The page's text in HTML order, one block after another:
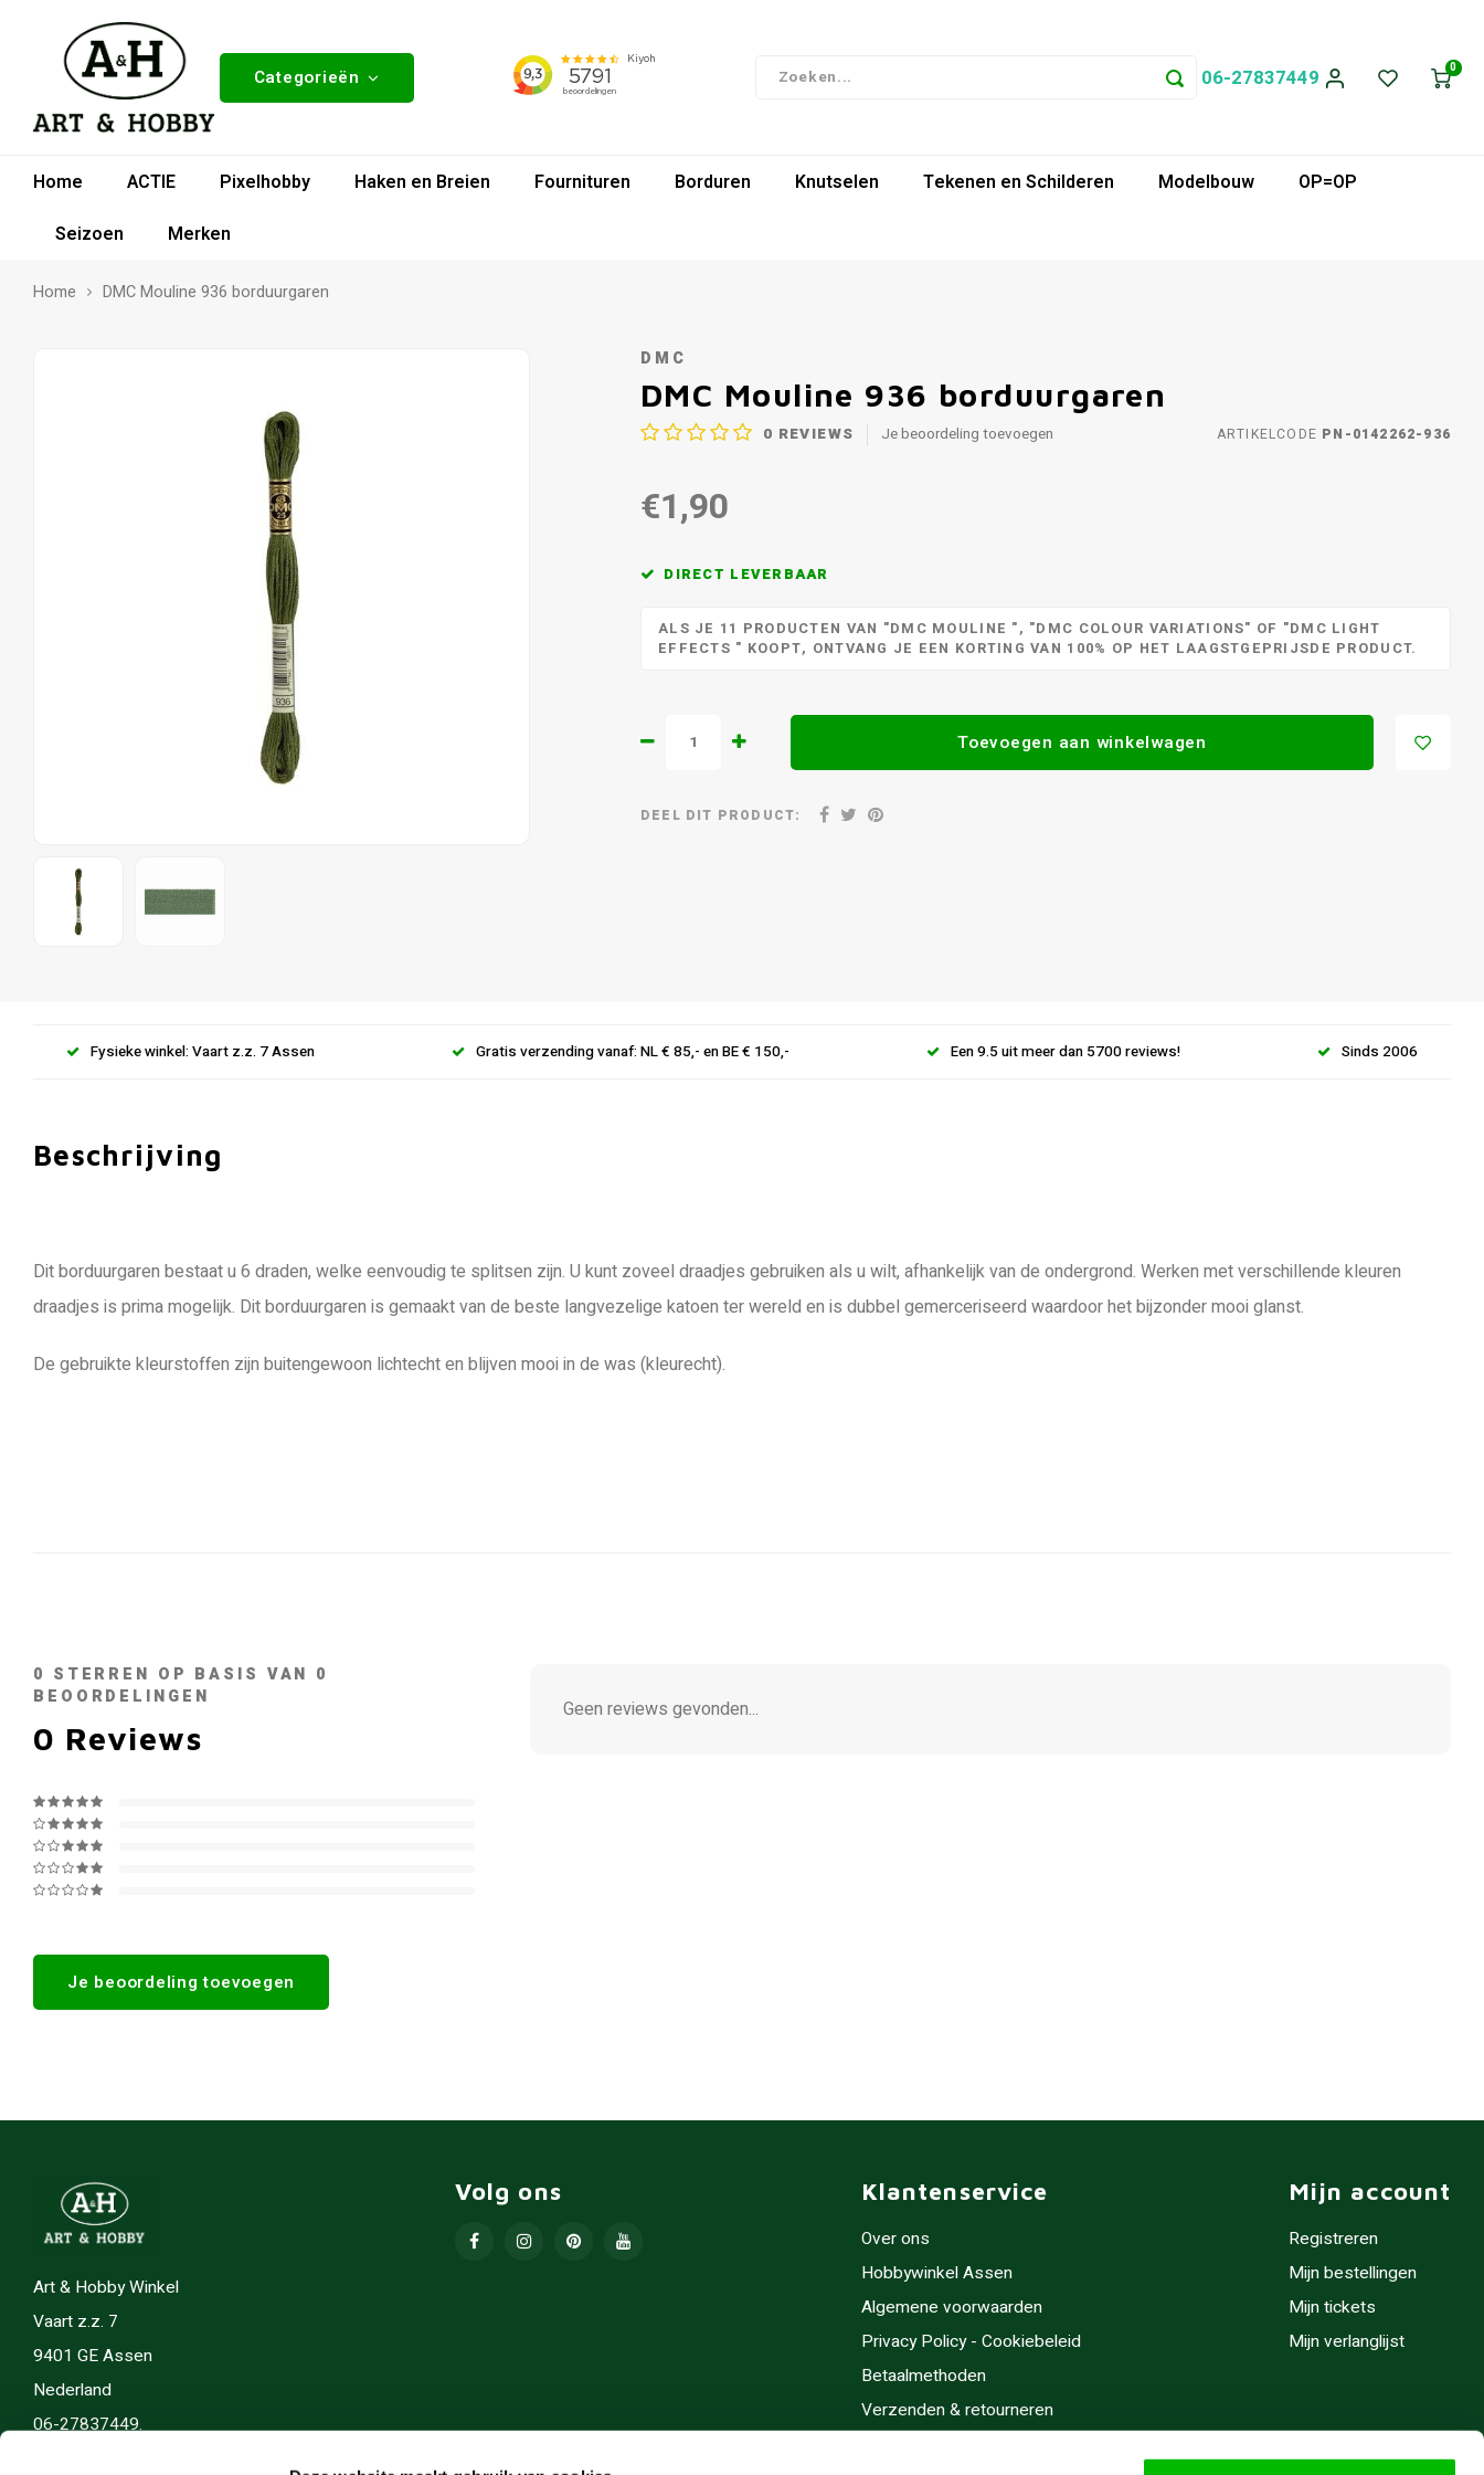
Categorieën 06-27837449 0
Home ACTIE Pixelhobby Haken en Breien Fournituren Borduren Knutselen Tekenen en Schilderen Modelbouw
OP=OP
Seizoen
Merken
Home DMC Mouline 936 borduurgaren
DMC
DMC Mouline 936 borduurgaren
0 REVIEWS Je beoordeling toevoegen ARTIKELCODE PN-0142262-936
€1,90
DIRECT LEVERBAAR
ALS JE 11 PRODUCTEN VAN "DMC MOULINE ", "DMC COLOUR VARIATIONS" OF "DMC LIGHT
EFFECTS " KOOPT, ONTVANG JE EEN KORTING VAN 100% OP HET LAAGSTGEPRIJSDE PRODUCT.
Toevoegen aan winkelwagen
DEEL DIT PRODUCT:
Fysieke winkel: Vaart z.z. 7 Assen Gratis verzending vanaf: NL € 85,- en BE € 150,- Een 9.5 uit meer dan 5700 reviews! Sinds 2006
Beschrijving
Dit borduurgaren bestaat u 6 draden, welke eenvoudig te splitsen zijn. U kunt zoveel draadjes gebruiken als u wilt, afhankelijk van de ondergrond. Werken met verschillende kleuren
draadjes is prima mogelijk. Dit borduurgaren is gemaakt van de beste langvezelige katoen ter wereld en is dubbel gemerceriseerd waardoor het bijzonder mooi glanst.
De gebruikte kleurstoffen zijn buitengewoon lichtecht en blijven mooi in de was (kleurecht).
0 STERREN OP BASIS VAN 0
BEOORDELINGEN
0 Reviews
Je beoordeling toevoegen
Geen reviews gevonden...
Art & Hobby Winkel
Vaart z.z. 7
9401 GE Assen
Nederland
06-27837449.
Volg ons Klantenservice
Over ons
Hobbywinkel Assen
Algemene voorwaarden
Privacy Policy - Cookiebeleid
Betaalmethoden
Verzenden & retourneren
Mijn account
Registreren
Mijn bestellingen
Mijn tickets
Mijn verlanglijst